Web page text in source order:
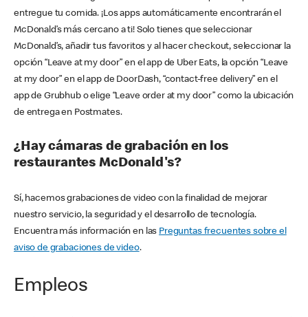
entregue tu comida. ¡Los apps automáticamente encontrarán el
McDonald’s más cercano a ti! Solo tienes que seleccionar
McDonald’s, añadir tus favoritos y al hacer checkout, seleccionar la
opción “Leave at my door” en el app de Uber Eats, la opción “Leave
at my door” en el app de DoorDash, “contact-free delivery” en el
app de Grubhub o elige “Leave order at my door” como la ubicación
de entrega en Postmates.
¿Hay cámaras de grabación en los
restaurantes McDonald's?
Sí, hacemos grabaciones de video con la finalidad de mejorar
nuestro servicio, la seguridad y el desarrollo de tecnología.
Encuentra más información en las Preguntas frecuentes sobre el
aviso de grabaciones de video.
Empleos